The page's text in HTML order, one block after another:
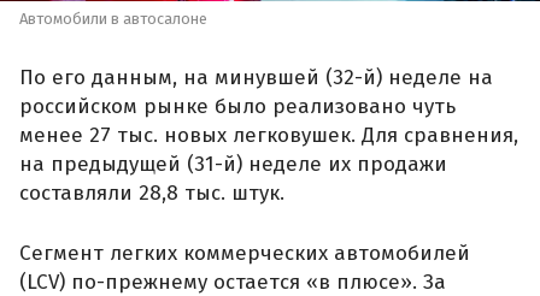
Автомобили в автосалоне
По его данным, на минувшей (32-й) неделе на
российском рынке было реализовано чуть
менее 27 тыс. новых легковушек. Для сравнения,
на предыдущей (31-й) неделе их продажи
составляли 28,8 тыс. штук.
Сегмент легких коммерческих автомобилей
(LCV) по-прежнему остается «в плюсе». За